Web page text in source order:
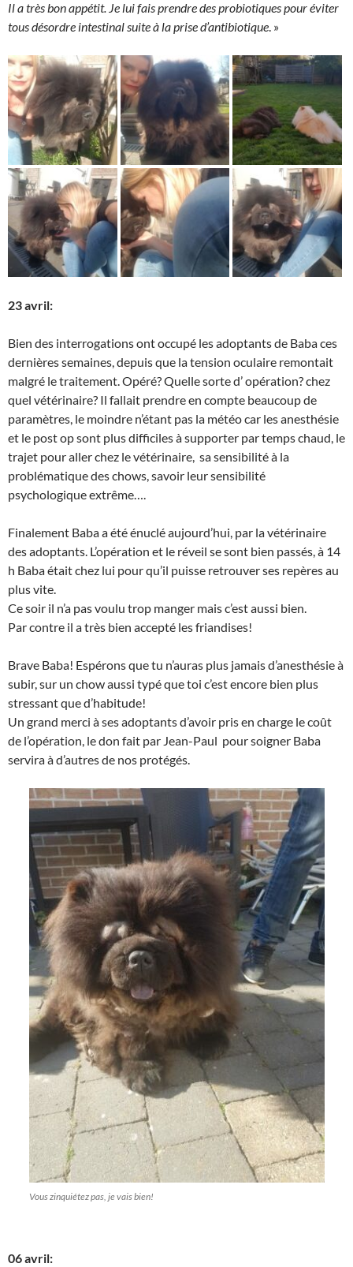
Il a très bon appétit. Je lui fais prendre des probiotiques pour éviter
tous désordre intestinal suite à la prise d’antibiotique. »
23 avril:
Bien des interrogations ont occupé les adoptants de Baba ces
dernières semaines, depuis que la tension oculaire remontait
malgré le traitement. Opéré? Quelle sorte d’ opération? chez
quel vétérinaire? Il fallait prendre en compte beaucoup de
paramètres, le moindre n’étant pas la météo car les anesthésie
et le post op sont plus difficiles à supporter par temps chaud, le
trajet pour aller chez le vétérinaire, sa sensibilité à la
problématique des chows, savoir leur sensibilité
psychologique extrême….
Finalement Baba a été énuclé aujourd’hui, par la vétérinaire
des adoptants. L’opération et le réveil se sont bien passés, à 14
h Baba était chez lui pour qu’il puisse retrouver ses repères au
plus vite.
Ce soir il n’a pas voulu trop manger mais c’est aussi bien.
Par contre il a très bien accepté les friandises!
Brave Baba! Espérons que tu n’auras plus jamais d’anesthésie à
subir, sur un chow aussi typé que toi c’est encore bien plus
stressant que d’habitude!
Un grand merci à ses adoptants d’avoir pris en charge le coût
de l’opération, le don fait par Jean-Paul pour soigner Baba
servira à d’autres de nos protégés.
Vous zinquiétez pas, je vais bien!
06 avril: